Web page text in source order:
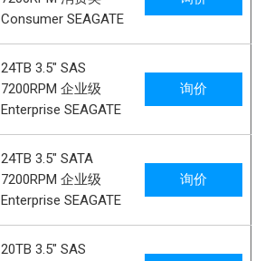
Consumer SEAGATE
24TB 3.5" SAS
7200RPM 企业级
Enterprise SEAGATE
询价
24TB 3.5" SATA
7200RPM 企业级
Enterprise SEAGATE
询价
20TB 3.5" SAS